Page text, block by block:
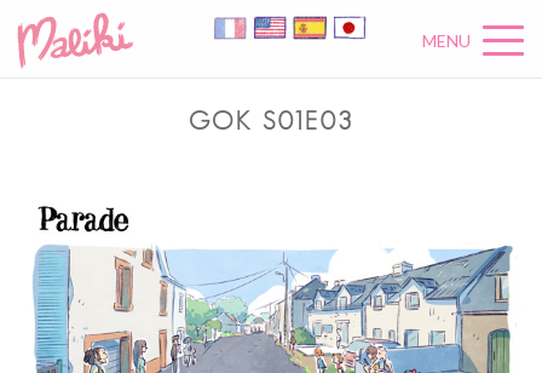
MENU
GOK S01E03